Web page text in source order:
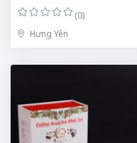
(0)
Hưng Yên